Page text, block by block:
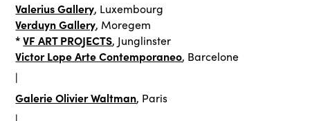
Valerius Gallery, Luxembourg
Verduyn Gallery, Moregem
*VF ART PROJECTS, Junglinster
Victor Lope Arte Contemporaneo, Barcelone
|
Galerie Olivier Waltman, Paris